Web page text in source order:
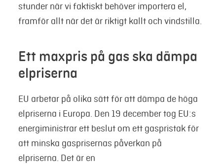
stunder när vi faktiskt behöver importera el,
framför allt när det är riktigt kallt och vindstilla.
Ett maxpris på gas ska dämpa
elpriserna
EU arbetar på olika sätt för att dämpa de höga
elpriserna i Europa. Den 19 december tog EU:s
energiministrar ett beslut om ett gaspristak för
att minska gasprisernas påverkan på
elpriserna. Det är en